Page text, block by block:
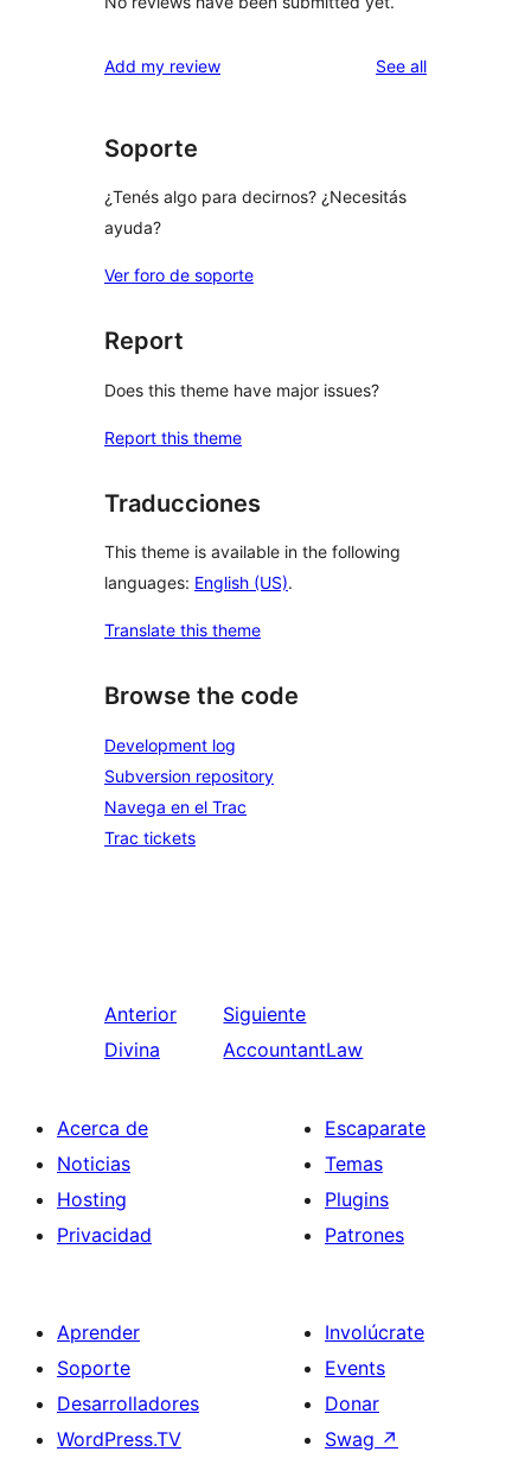
Add my review See allreviews
Soporte
¿Tenés algo para decirnos? ¿Necesitás
ayuda?
Ver foro de soporte
Report
Does this theme have major issues?
Report this theme
Traducciones
This theme is available in the following
languages: English (US).
Translate this theme
Browse the code
Development log
Subversion repository
Navega en el Trac
Trac tickets
Anterior
Divina
Siguiente
AccountantLaw
Acerca de
Noticias
Hosting
Privacidad
Escaparate
Temas
Plugins
Patrones
Aprender
Soporte
Desarrolladores
WordPress.TV
Involúcrate
Events
Donar
Swag ↗